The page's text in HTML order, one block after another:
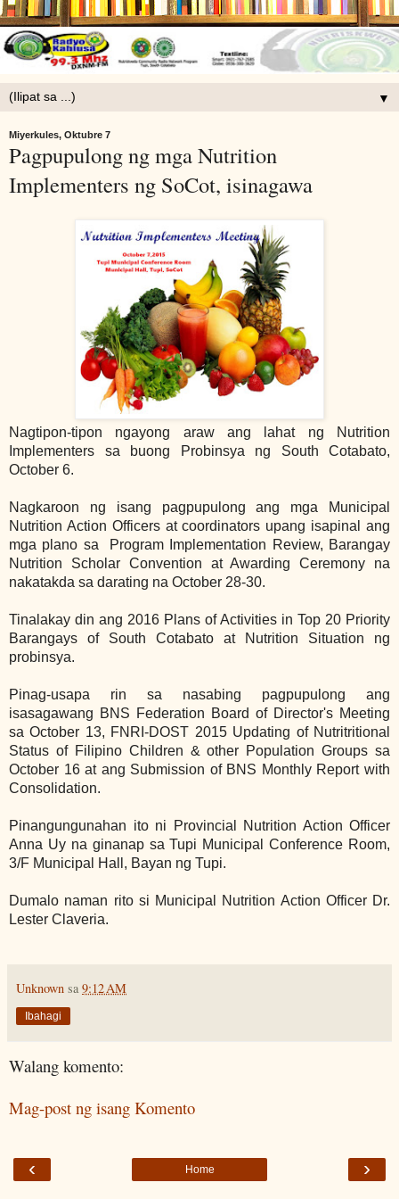
▼
Miyerkules, Oktubre 7
Pagpupulong ng mga Nutrition
Implementers ng SoCot, isinagawa
Nagtipon-tipon ngayong araw ang lahat ng Nutrition
Implementers sa buong Probinsya ng South Cotabato,
October 6.
Nagkaroon ng isang pagpupulong ang mga Municipal
Nutrition Action Officers at coordinators upang isapinal ang
mga plano sa Program Implementation Review, Barangay
Nutrition Scholar Convention at Awarding Ceremony na
nakatakda sa darating na October 28-30.
Tinalakay din ang 2016 Plans of Activities in Top 20 Priority
Barangays of South Cotabato at
Nutrition Situation ng
probinsya.
Pinag-usapa rin sa nasabing pagpupulong ang
isasagawang BNS Federation Board of Director's Meeting
sa October 13, FNRI-DOST 2015 Updating of Nutritritional
Status of Filipino Children & other Population Groups sa
October 16 at ang Submission of BNS Monthly Report with
Consolidation.
Pinangungunahan ito ni Provincial Nutrition Action Officer
Anna Uy na ginanap sa Tupi Municipal Conference Room,
3/F Municipal Hall, Bayan ng Tupi.
Dumalo naman rito si Municipal Nutrition Action Officer Dr.
Lester Claveria.
Unknown sa 9:12 AM
Ibahagi
Walang komento:
Mag-post ng isang Komento
‹ ›
Home